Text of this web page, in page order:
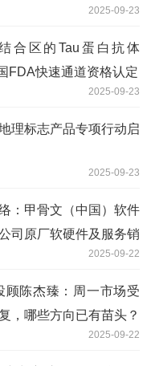
2025-09-23
合区的Tau蛋白抗体
FDA快速通道资格认定
2025-09-23
理标志产品专项行动启
2025-09-23
：甲骨文（中国）软件
司原厂软硬件及服务销
2025-09-22
顾陈杰臻：周一市场受
，哪些方向已有苗头？
2025-09-22